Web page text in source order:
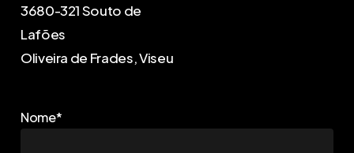
3680-321 Souto de
Lafões
Oliveira de Frades, Viseu
Nome*